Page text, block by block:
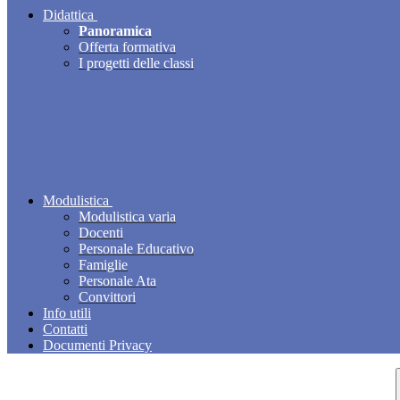
Didattica
Panoramica
Offerta formativa
I progetti delle classi
Modulistica
Modulistica varia
Docenti
Personale Educativo
Famiglie
Personale Ata
Convittori
Info utili
Contatti
Documenti Privacy